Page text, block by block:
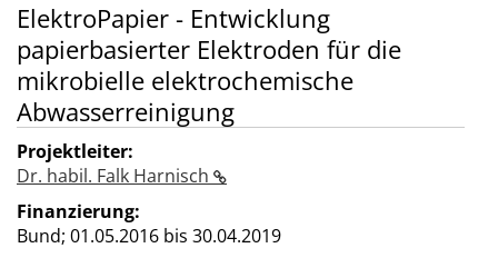
ElektroPapier - Entwicklung
papierbasierter Elektroden für die
mikrobielle elektrochemische
Abwasserreinigung
Projektleiter:
Dr. habil. Falk Harnisch
Finanzierung:
Bund; 01.05.2016 bis 30.04.2019